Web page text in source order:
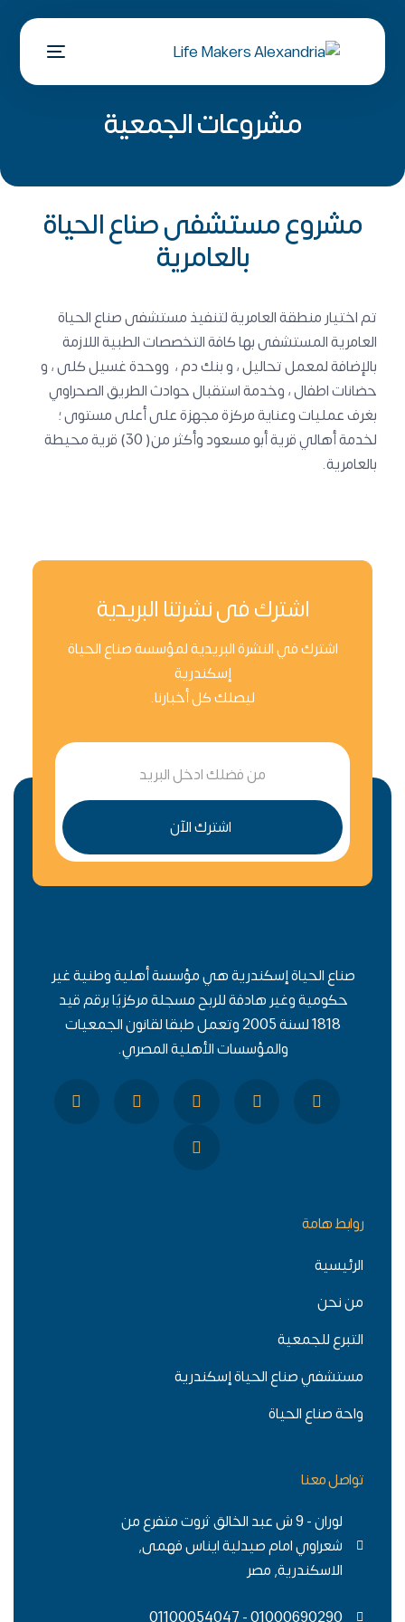
مشروعات الجمعية
مشروع مستشفى صناع الحياة
بالعامرية
تم اختيار منطقة العامرية لتنفيذ مستشفى صناع الحياة
العامرية المستشفى بها كافة التخصصات الطبية اللازمة
بالإضافة لمعمل تحاليل ، و بنك دم ، ووحدة غسيل كلى ، و
حضانات اطفال ،وخدمة استقبال حوادث الطريق الصحراوي
بغرف عمليات وعناية مركزة مجهزة على أعلى مستوى ؛
لخدمة أهالي قرية أبو مسعود وأكثر من( 30) قرية محيطة
بالعامرية.
اشترك فى نشرتنا البريدية
اشترك في النشرة البريدية لمؤسسة صناع الحياة
إسكندرية
ليصلك كل أخبارنا.
اشترك الآن
صناع الحياة إسكندرية هي مؤسسة أهلية وطنية غير
حكومية وغير هادفة للربح مسجلة مركزيًا برقم قيد
1818 لسنة 2005 وتعمل طبقا لقانون الجمعيات
والمؤسسات الأهلية المصري.
روابط هامة
الرئيسية
من نحن
التبرع للجمعية
مستشفي صناع الحياة إسكندرية
واحة صناع الحياة
تواصل معنا
لوران - 9 ش عبد الخالق ثروت متفرع من
شعراوي امام صيدلية ايناس فهمى,
الاسكندرية, مصر
01000690290 - 01100054047